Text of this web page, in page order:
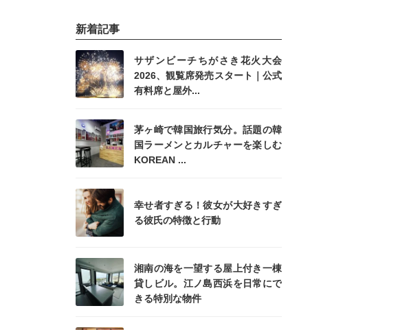
新着記事
サザンビーチちがさき花火大会
2026、観覧席発売スタート｜公式
有料席と屋外...
茅ヶ崎で韓国旅行気分。話題の韓
国ラーメンとカルチャーを楽しむ
KOREAN ...
幸せ者すぎる！彼女が大好きすぎ
る彼氏の特徴と行動
湘南の海を一望する屋上付き一棟
貸しビル。江ノ島西浜を日常にで
きる特別な物件